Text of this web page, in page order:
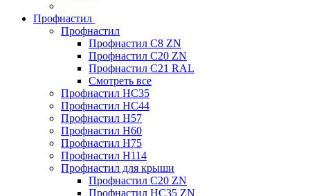
Профнастил
Профнастил
Профнастил С8 ZN
Профнастил С20 ZN
Профнастил С21 RAL
Смотреть все
Профнастил HC35
Профнастил HC44
Профнастил H57
Профнастил H60
Профнастил H75
Профнастил H114
Профнастил для крыши
Профнастил С20 ZN
Профнастил НС35 ZN